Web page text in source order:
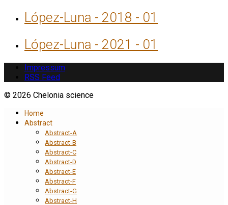
López-Luna - 2018 - 01
López-Luna - 2021 - 01
Impressum
RSS Feed
© 2026 Chelonia science
Home
Abstract
Abstract-A
Abstract-B
Abstract-C
Abstract-D
Abstract-E
Abstract-F
Abstract-G
Abstract-H